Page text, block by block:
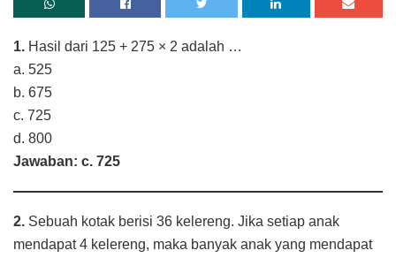
1. Hasil dari 125 + 275 × 2 adalah …
a. 525
b. 675
c. 725
d. 800
Jawaban: c. 725
2. Sebuah kotak berisi 36 kelereng. Jika setiap anak
mendapat 4 kelereng, maka banyak anak yang mendapat